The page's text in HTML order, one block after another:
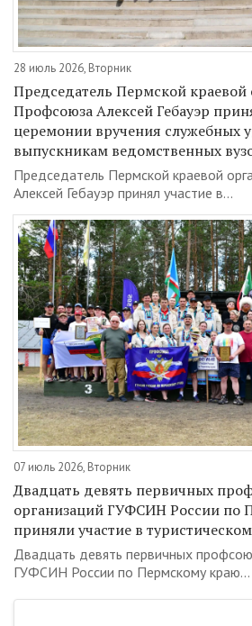
28 июль 2026, Вторник
Председатель Пермской краевой
Профсоюза Алексей Гебауэр
церемонии вручения служебных
выпускникам ведомственных
Председатель Пермской краевой
Алексей Гебауэр принял участие в...
07 июль 2026, Вторник
Двадцать девять первичных
организаций ГУФСИН России по
приняли участие в
Двадцать девять первичных
ГУФСИН России по Пермскому краю...